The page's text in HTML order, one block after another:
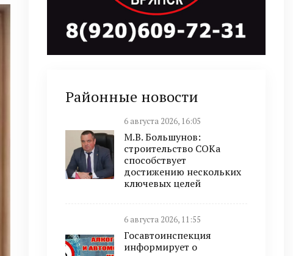
Районные новости
6 августа 2026, 16:05
М.В. Большунов:
строительство СОКа
способствует
достижению нескольких
ключевых целей
6 августа 2026, 11:55
Госавтоинспекция
информирует о